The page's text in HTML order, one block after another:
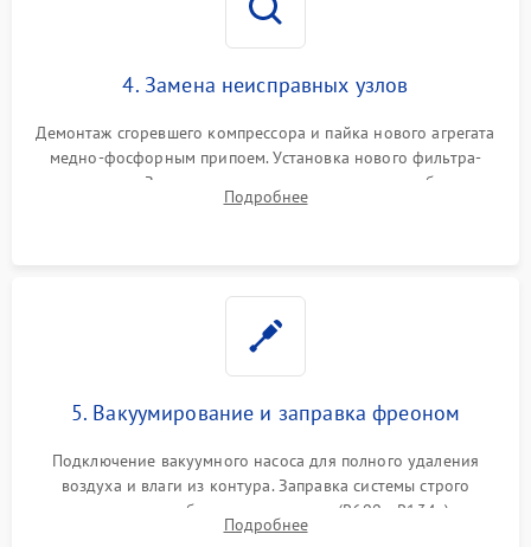
4. Замена неисправных узлов
Демонтаж сгоревшего компрессора и пайка нового агрегата
медно-фосфорным припоем. Установка нового фильтра-
осушителя. Замена изношенных вентиляторов обдува,
сломанных заслонок или поврежденных дверных петель.
Подробнее
5. Вакуумирование и заправка фреоном
Подключение вакуумного насоса для полного удаления
воздуха и влаги из контура. Заправка системы строго
дозированным объемом хладагента (R600a, R134a) по
электронным весам. Контроль рабочего давления в системе.
Подробнее